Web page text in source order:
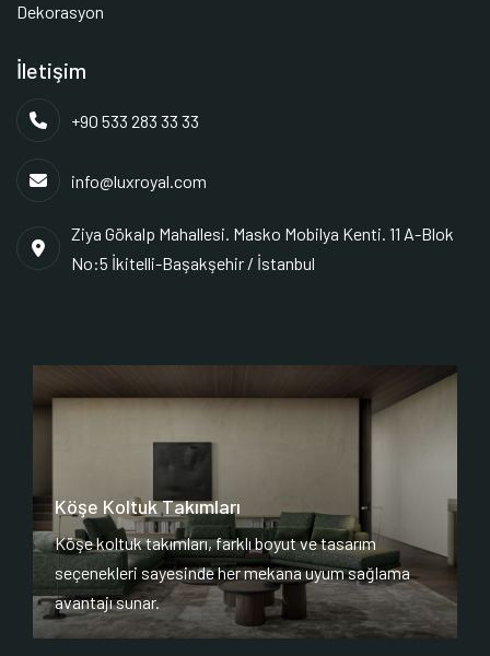
Dekorasyon
İletişim
+90 533 283 33 33
info@luxroyal.com
Ziya Gökalp Mahallesi. Masko Mobilya Kenti. 11 A-Blok
No:5 İkitelli-Başakşehir / İstanbul
Köşe Koltuk Takımları
Köşe koltuk takımları, farklı boyut ve tasarım
seçenekleri sayesinde her mekana uyum sağlama
avantajı sunar.